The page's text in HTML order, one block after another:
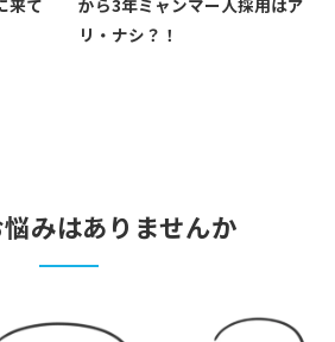
リ・ナシ？！
みはありませんか